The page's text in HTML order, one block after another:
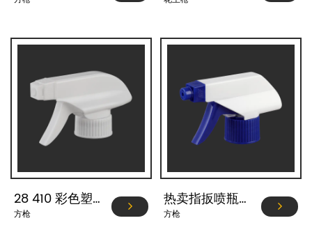
28 410 彩色塑料扳手瓶扳机 YJ101-K-C1
方枪
热卖指扳喷瓶喷雾器 YJ101-J2-C2
方枪